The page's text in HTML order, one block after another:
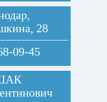
28
09-45